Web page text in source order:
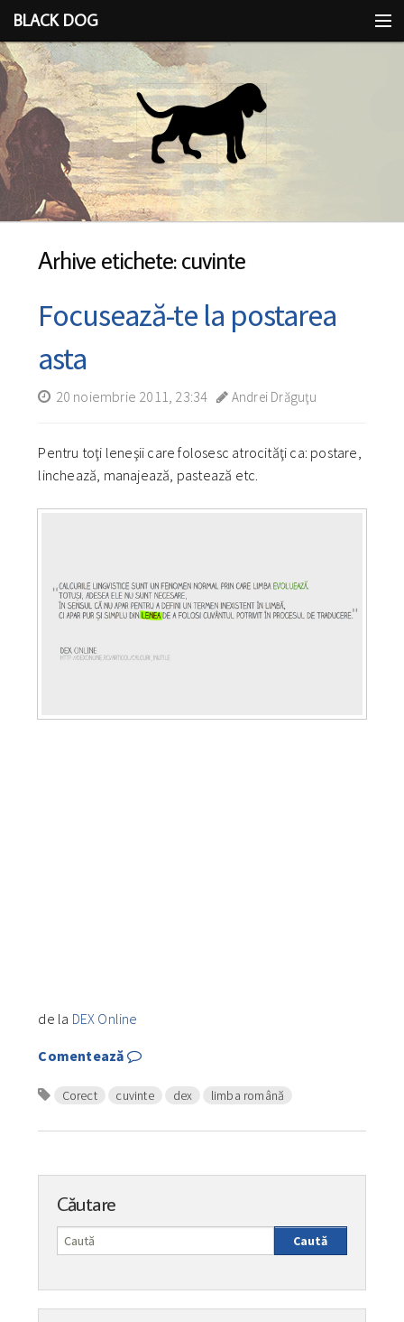
BLACK DOG
IDEEA
CU LIMBA SCOASĂ
Arhive etichete: cuvinte
Focusează-te la postarea
asta
20 noiembrie 2011, 23:34 Andrei Drăguţu
Pentru toţi leneşii care folosesc atrocităţi ca: postare,
linchează, manajează, pastează etc.
de la DEX Online
Comentează
Corect cuvinte dex limba română
Căutare
Caută